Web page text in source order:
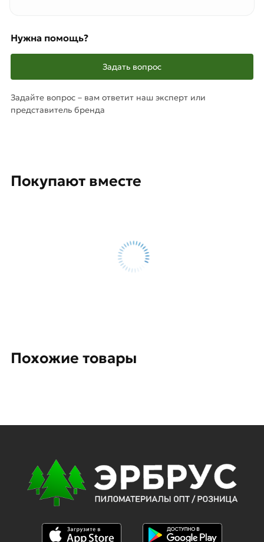
Нужна помощь?
Задать вопрос
Задайте вопрос – вам ответит наш эксперт или
представитель бренда
Покупают вместе
Похожие товары